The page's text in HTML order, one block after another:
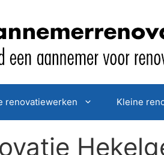
renovatiewerken Kleine